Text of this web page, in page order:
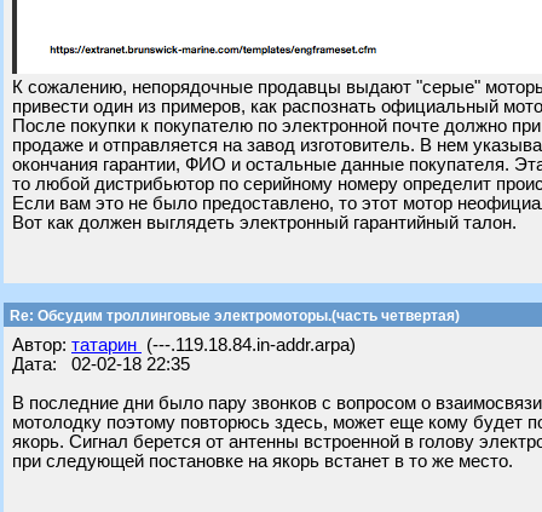
К сожалению, непорядочные продавцы выдают "серые"
привести один из примеров, как распознать официальный
После покупки к покупателю по электронной почте должно
продаже и отправляется на завод изготовитель. В нем
окончания гарантии, ФИО и остальные данные покупателя.
то любой дистрибьютор по серийному номеру определит
Если вам это не было предоставлено, то этот мотор
Вот как должен выглядеть электронный гарантийный талон.
Re: Обсудим троллинговые электромоторы.(часть четвертая)
Автор: татарин (---.119.18.84.in-addr.arpa)
Дата: 02-02-18 22:35
В последние дни было пару звонков с вопросом о
мотолодку поэтому повторюсь здесь, может еще кому будет
якорь. Сигнал берется от антенны встроенной в голову
при следующей постановке на якорь встанет в то же место.